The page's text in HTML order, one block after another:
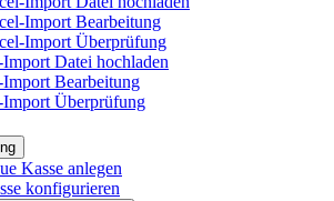
Import Bearbeitung
Import Überprüfung
Datei hochladen
Bearbeitung
Überprüfung
Kasse anlegen
konfigurieren